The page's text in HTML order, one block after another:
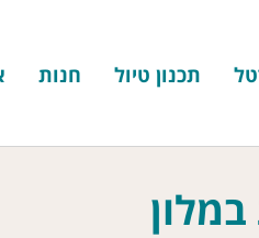
תכנון טיול חנות